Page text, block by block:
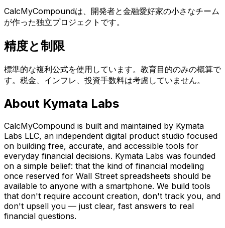
Language
English Español 简体中文 Deutsch
Bahasa Indonesia
CalcMyCompoundは、開発者と金融愛好家の小さなチーム
が作った独立プロジェクトです。
精度と制限
標準的な複利公式を使用しています。教育目的のみの概算で
す。税金、インフレ、投資手数料は考慮していません。
About Kymata Labs
CalcMyCompound is built and maintained by Kymata
Labs LLC, an independent digital product studio focused
on building free, accurate, and accessible tools for
everyday financial decisions. Kymata Labs was founded
on a simple belief: that the kind of financial modeling
once reserved for Wall Street spreadsheets should be
available to anyone with a smartphone. We build tools
that don't require account creation, don't track you, and
don't upsell you — just clear, fast answers to real
financial questions.